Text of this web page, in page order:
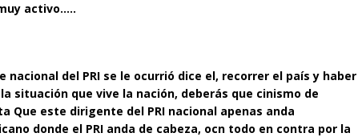
activo…..
nacional del PRI se le ocurrió dice el, recorrer el país y haber
situación que vive la nación, deberás que cinismo de
Que este dirigente del PRI nacional apenas anda
donde el PRI anda de cabeza, ocn todo en contra por la